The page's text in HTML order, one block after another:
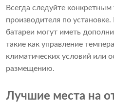
Всегда следуйте
производителя по
батареи могут иметь
такие как управление
климатических условий или
размещению.
Лучшие места на